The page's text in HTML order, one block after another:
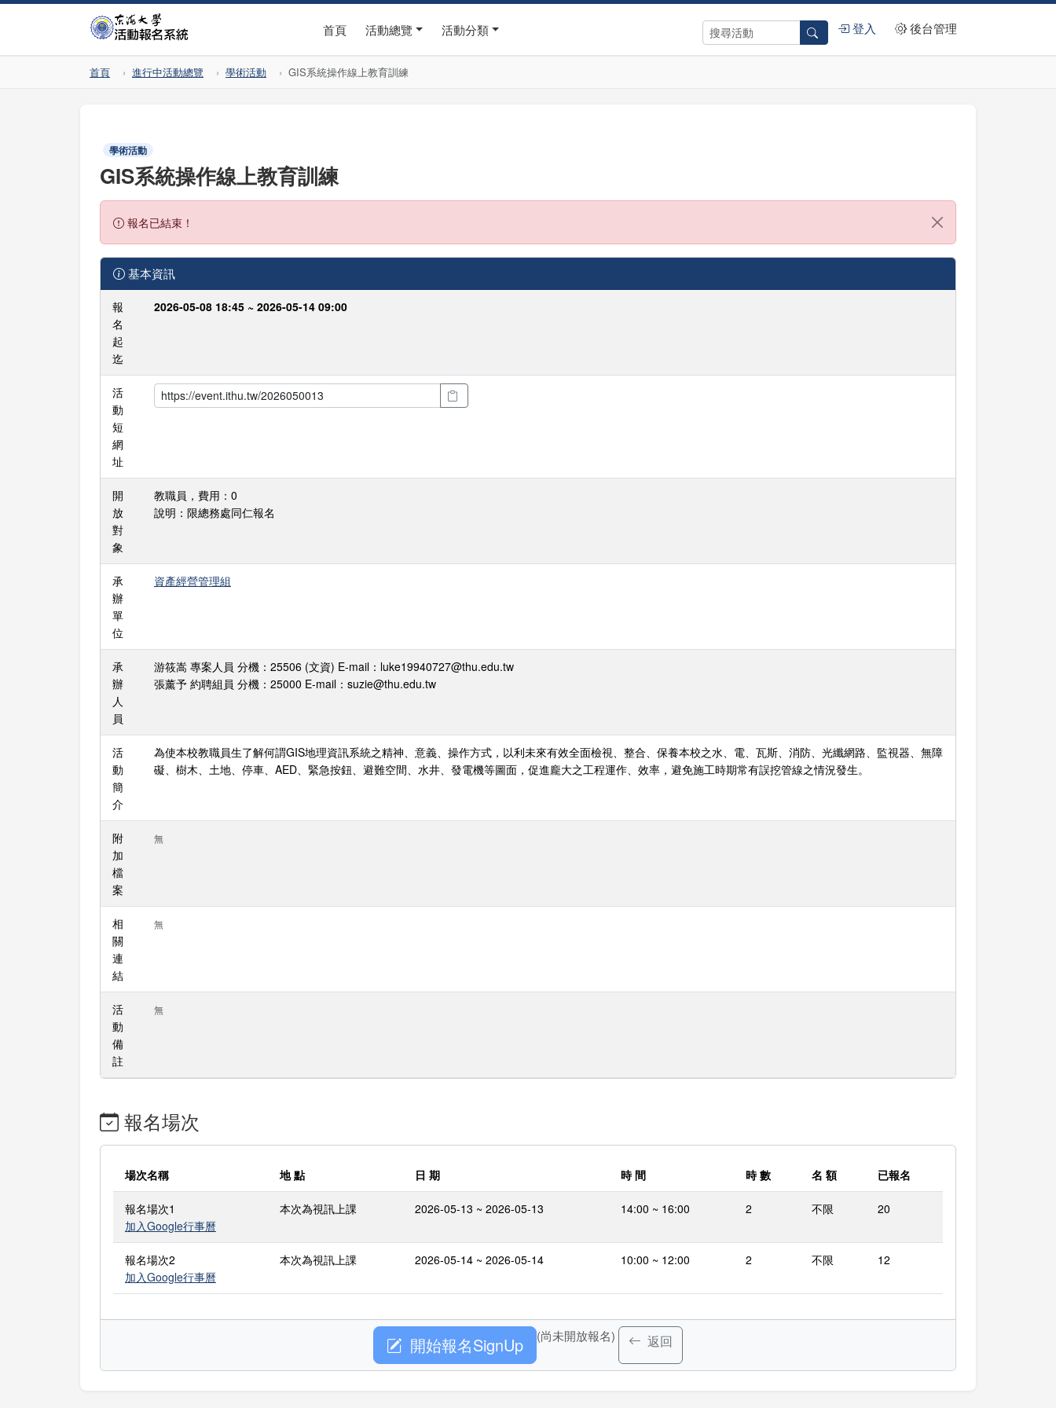
首頁 活動總覽 活動分類 登入 後台管理
首頁 進行中活動總覽 學術活動 GIS系統操作線上教育訓練
學術活動
GIS系統操作線上教育訓練
報名已結束！
基本資訊
報
名
起
迄
2026-05-08 18:45 ~ 2026-05-14 09:00
活
動
短
網
址
開
放
對
象
教職員，費用：0
說明：限總務處同仁報名
承
辦
單
位
資產經營管理組
承
辦
人
員
游筱嵩 專案人員 分機：25506 (文資) E-mail：luke19940727@thu.edu.tw
張薰予 約聘組員 分機：25000 E-mail：suzie@thu.edu.tw
活
動
簡
介
為使本校教職員生了解何謂GIS地理資訊系統之精神、意義、操作方式，以利未來有效全面檢視、整合、保養本校之水、電、瓦斯、消防、光纖網路、監視器、無障
礙、樹木、土地、停車、AED、緊急按鈕、避難空間、水井、發電機等圖面，促進龐大之工程運作、效率，避免施工時期常有誤挖管線之情況發生。
附
加
檔
案
無
相
關
連
結
無
活
動
備
註
無
報名場次
場次名稱 地 點 日 期 時 間 時 數 名 額 已報名
報名場次1
加入Google行事曆
本次為視訊上課 2026-05-13 ~ 2026-05-13 14:00 ~ 16:00 2 不限 20
報名場次2
加入Google行事曆
本次為視訊上課 2026-05-14 ~ 2026-05-14 10:00 ~ 12:00 2 不限 12
開始報名SignUp (尚未開放報名) 返回